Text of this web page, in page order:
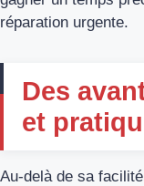
réparation urgente.
Des
et
Au-delà de sa